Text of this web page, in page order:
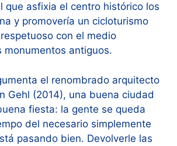
que asfixia el centro histórico los
y promovería un cicloturismo
con el medio
monumentos antiguos.
el renombrado arquitecto
Gehl (2014), una buena ciudad
fiesta: la gente se queda
del necesario simplemente
pasando bien. Devolverle las